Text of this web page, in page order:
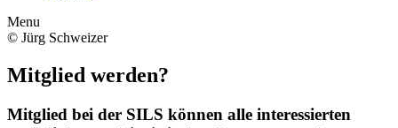
Menu
© Jürg Schweizer
Mitglied werden?
Mitglied bei der SILS können alle interessierten